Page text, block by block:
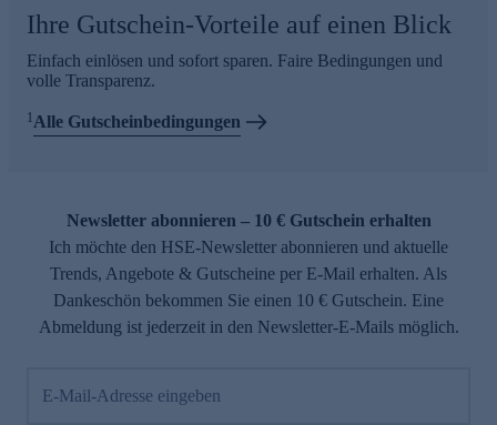
Ihre Gutschein-Vorteile auf einen Blick
Einfach einlösen und sofort sparen. Faire Bedingungen und
volle Transparenz.
1Alle Gutscheinbedingungen
Newsletter abonnieren – 10 € Gutschein erhalten
Ich möchte den HSE-Newsletter abonnieren und aktuelle
Trends, Angebote & Gutscheine per E-Mail erhalten. Als
Dankeschön bekommen Sie einen 10 € Gutschein. Eine
Abmeldung ist jederzeit in den Newsletter-E-Mails möglich.
E-Mail-Adresse eingeben